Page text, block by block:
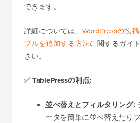
できます。
詳細については、 WordPressの投
ブルを追加する方法に関するガイ
さい。
✅TablePressの利点:
並べ替えとフィルタリング:
ータを簡単に並べ替えたり